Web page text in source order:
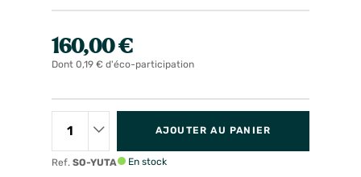
160,00 €
Dont 0,19 € d'éco-participation
Ref. SO-YUTA
AJOUTER AU PANIER
En stock